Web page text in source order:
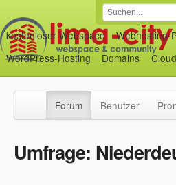
kostenloser Webspace
Webhosting-
WordPress-Hosting
Domains
Forum Benutzer
Umfrage: